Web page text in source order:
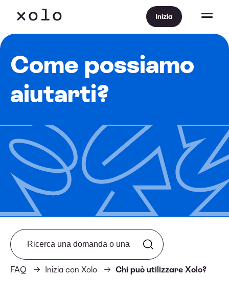
Inizia
Come possiamo
aiutarti?
FAQ Inizia con Xolo Chi può utilizzare Xolo?
Search from FAQ